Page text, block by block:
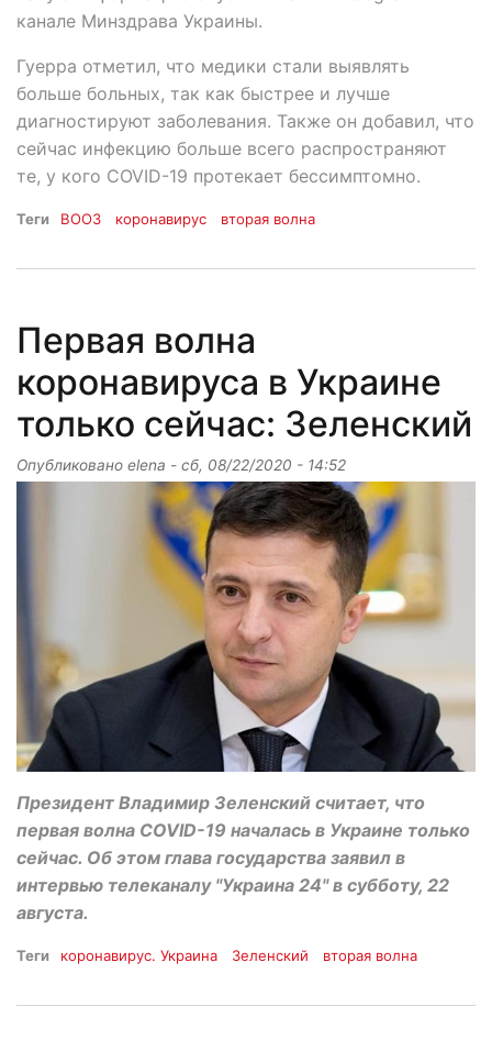
канале Минздрава Украины.
Гуерра отметил, что медики стали выявлять
больше больных, так как быстрее и лучше
диагностируют заболевания. Также он добавил, что
сейчас инфекцию больше всего распространяют
те, у кого COVID-19 протекает бессимптомно.
Теги ВООЗ коронавирус вторая волна
Первая волна
коронавируса в Украине
только сейчас: Зеленский
Опубликовано elena - сб, 08/22/2020 - 14:52
Президент Владимир Зеленский считает, что
первая волна COVID-19 началась в Украине только
сейчас. Об этом глава государства заявил в
интервью телеканалу "Украина 24" в субботу, 22
августа.
Теги коронавирус. Украина Зеленский вторая волна